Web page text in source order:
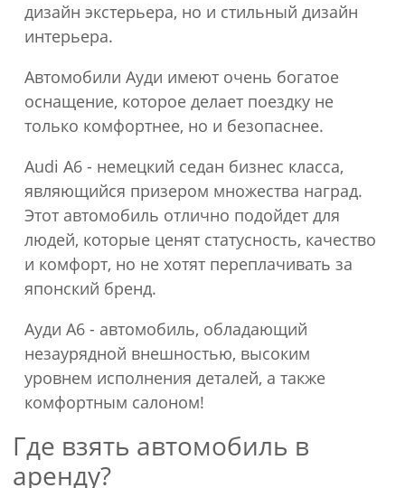
дизайн экстерьера, но и стильный дизайн
интерьера.
Автомобили Ауди имеют очень богатое
оснащение, которое делает поездку не
только комфортнее, но и безопаснее.
Audi A6 - немецкий седан бизнес класса,
являющийся призером множества наград.
Этот автомобиль отлично подойдет для
людей, которые ценят статусность, качество
и комфорт, но не хотят переплачивать за
японский бренд.
Ауди А6 - автомобиль, обладающий
незаурядной внешностью, высоким
уровнем исполнения деталей, а также
комфортным салоном!
Где взять автомобиль в
аренду?